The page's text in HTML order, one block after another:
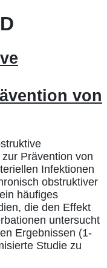
von
Prävention von
Infektionen
obstruktiver
häufiges
die den Effekt
untersucht
Ergebnissen (1-
Studie zu